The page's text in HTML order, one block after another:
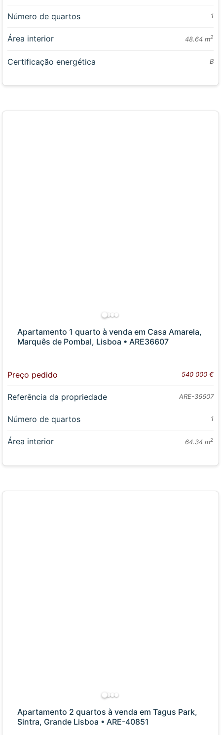
Número de quartos 1
Área interior 48.64 m2
Certificação energética B
Apartamento 1 quarto à venda em Casa Amarela,
Marquês de Pombal, Lisboa • ARE36607
Preço pedido 540 000 €
Referência da propriedade ARE-36607
Número de quartos 1
Área interior 64.34 m2
Apartamento 2 quartos à venda em Tagus Park,
Sintra, Grande Lisboa • ARE-40851